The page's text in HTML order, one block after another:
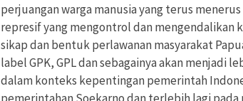
perjuangan warga manusia yang terus
represif yang mengontrol dan mengendalikan
sikap dan bentuk perlawanan masyarakat
label GPK, GPL dan sebagainya akan menjadi
dalam konteks kepentingan pemerintah